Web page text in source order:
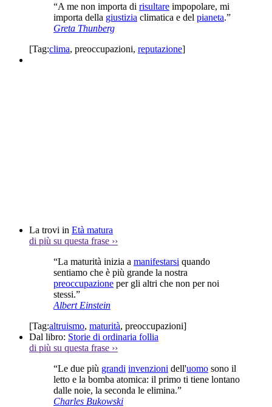
“A me non importa di risultare impopolare, mi
importa della giustizia climatica e del pianeta.”
Greta Thunberg
[Tag:clima, preoccupazioni, reputazione]
La trovi in Età matura
di più su questa frase ››
“La maturità inizia a manifestarsi quando
sentiamo che è più grande la nostra
preoccupazione per gli altri che non per noi
stessi.”
Albert Einstein
[Tag:altruismo, maturità, preoccupazioni]
Dal libro: Storie di ordinaria follia
di più su questa frase ››
“Le due più grandi invenzioni dell'uomo sono il
letto e la bomba atomica: il primo ti tiene lontano
dalle noie, la seconda le elimina.”
Charles Bukowski